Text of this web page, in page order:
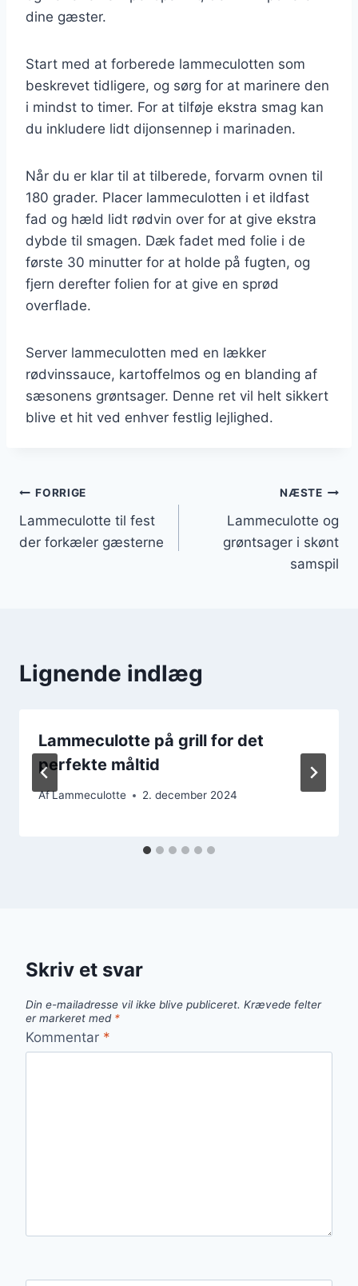
dine gæster.
Start med at forberede lammeculotten som
beskrevet tidligere, og sørg for at marinere den
i mindst to timer. For at tilføje ekstra smag kan
du inkludere lidt dijonsennep i marinaden.
Når du er klar til at tilberede, forvarm ovnen til
180 grader. Placer lammeculotten i et ildfast
fad og hæld lidt rødvin over for at give ekstra
dybde til smagen. Dæk fadet med folie i de
første 30 minutter for at holde på fugten, og
fjern derefter folien for at give en sprød
overflade.
Server lammeculotten med en lækker
rødvinssauce, kartoffelmos og en blanding af
sæsonens grøntsager. Denne ret vil helt sikkert
blive et hit ved enhver festlig lejlighed.
Indlægsnavigation
FORRIGE
Lammeculotte til fest
der forkæler gæsterne
NÆSTE
Lammeculotte og
grøntsager i skønt
samspil
Lignende indlæg
Lammeculotte på grill for det
perfekte måltid
AfLammeculotte 2. december 2024
Skriv et svar
Din e-mailadresse vil ikke blive publiceret. Krævede felter
er markeret med *
Kommentar *